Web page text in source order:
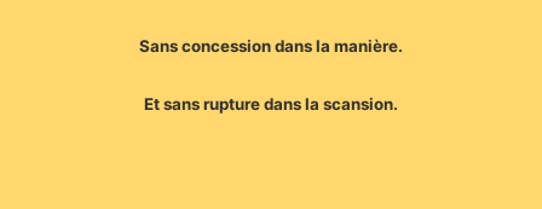
Sans concession dans la manière.
Et sans rupture dans la scansion.